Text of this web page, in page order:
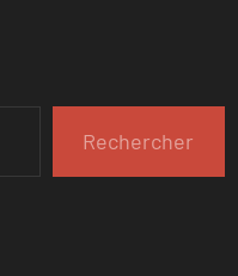
Rechercher